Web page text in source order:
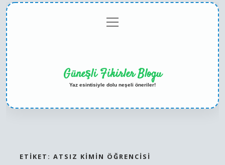
menüyü
aç
Güneşli Fikirler Blogu
Yaz esintisiyle dolu neşeli öneriler!
ETIKET: ATSIZ KIMIN ÖĞRENCISI